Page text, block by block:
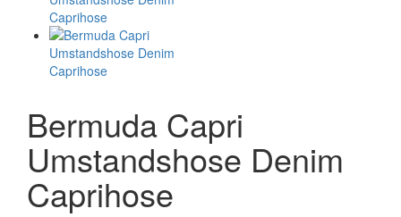
Bermuda Capri
Umstandshose Denim
Caprihose